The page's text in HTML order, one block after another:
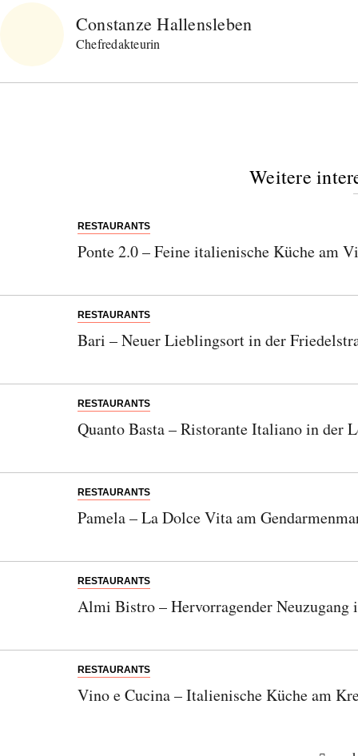
Constanze Hallensleben
Chefredakteurin
Weitere
RESTAURANTS
Ponte 2.0 – Feine italienische Küche am
RESTAURANTS
Bari – Neuer Lieblingsort in der
RESTAURANTS
Quanto Basta – Ristorante Italiano in der
RESTAURANTS
Pamela – La Dolce Vita am
RESTAURANTS
Almi Bistro – Hervorragender Neuzugang
RESTAURANTS
Vino e Cucina – Italienische Küche am